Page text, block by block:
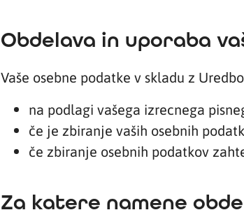
Obdelava in uporaba
Vaše osebne podatke v skladu z
na podlagi vašega izrecnega
če je zbiranje vaših osebnih
če zbiranje osebnih podatkov
Za katere namene